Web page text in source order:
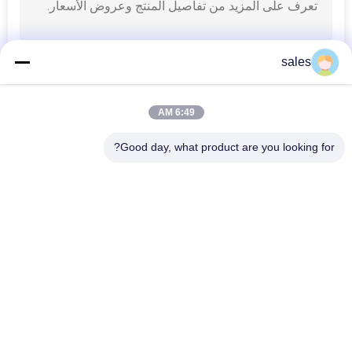
sales
6:49 AM
Good day, what product are you looking for?